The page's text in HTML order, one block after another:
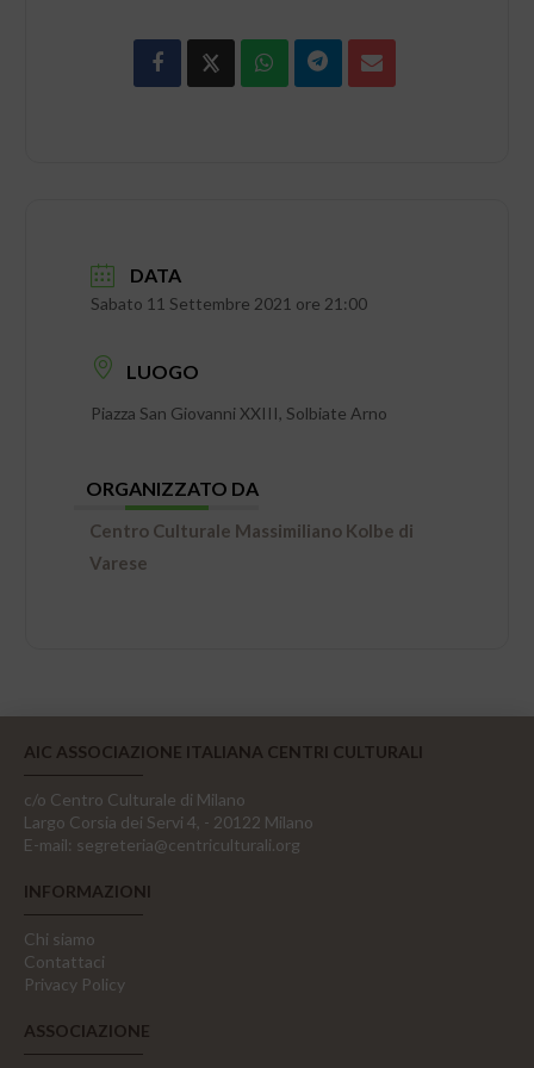
DATA
Sabato 11 Settembre 2021 ore 21:00
LUOGO
Piazza San Giovanni XXIII, Solbiate Arno
ORGANIZZATO DA
Centro Culturale Massimiliano Kolbe di
Varese
AIC ASSOCIAZIONE ITALIANA CENTRI CULTURALI
c/o Centro Culturale di Milano
Largo Corsia dei Servi 4, - 20122 Milano
E-mail: segreteria@centriculturali.org
INFORMAZIONI
Chi siamo
Contattaci
Privacy Policy
ASSOCIAZIONE